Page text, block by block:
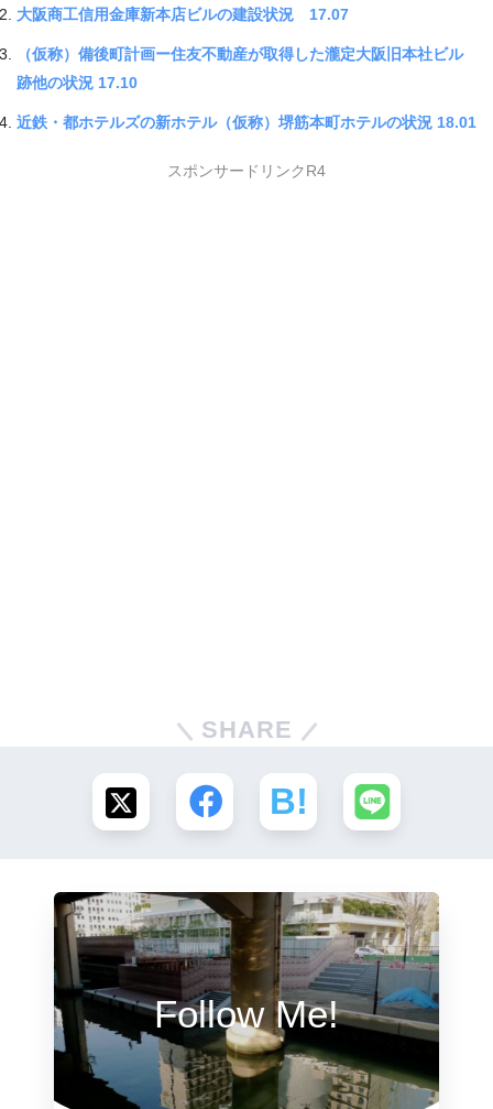
大阪商工信用金庫新本店ビルの建設状況 17.07
（仮称）備後町計画ー住友不動産が取得した瀧定大阪旧本社ビル
跡他の状況 17.10
近鉄・都ホテルズの新ホテル（仮称）堺筋本町ホテルの状況 18.01
スポンサードリンクR4
SHARE
Follow Me!